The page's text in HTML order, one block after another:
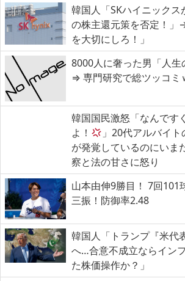
韓国人「SKハイニック
の株主還元策を否定！」
を大切にしろ！」
8000人に奢った男「人生
⇒ 専門研究で総ツッコミ
韓国国民激怒「なんです
よ！
」20代アルバイ
が発覚しているのにいま
察と法の甘さに怒り
山本由伸9勝目！ 7回101
三振！防御率2.48
韓国人「トランプ『米代
へ…合意不成立ならイン
た株価操作か？」